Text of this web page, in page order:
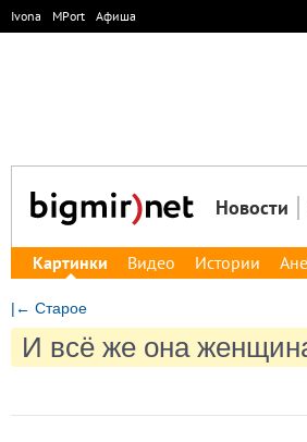
Ivona MPort Афиша
Новости
Картинки Видео Истории
|← Старое
И всё же она